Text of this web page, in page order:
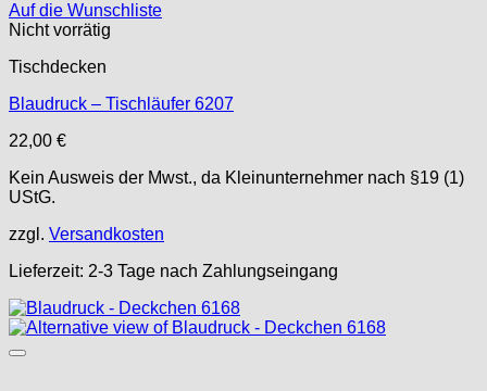
Auf die Wunschliste
Nicht vorrätig
Tischdecken
Blaudruck – Tischläufer 6207
22,00 €
Kein Ausweis der Mwst., da Kleinunternehmer nach §19 (1)
UStG.
zzgl. Versandkosten
Lieferzeit: 2-3 Tage nach Zahlungseingang